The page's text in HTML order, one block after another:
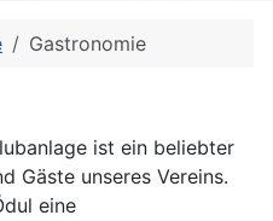
Gastronomie
ist ein beliebter
Gäste unseres Vereins.
eine